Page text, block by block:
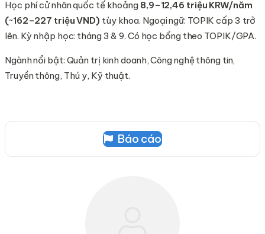
Học phí cử nhân quốc tế khoảng 8,9–12,46 triệu KRW/năm
(~162–227 triệu VND) tùy khoa. Ngoại ngữ: TOPIK cấp 3 trở
lên. Kỳ nhập học: tháng 3 & 9. Có học bổng theo TOPIK/GPA.
Ngành nổi bật: Quản trị kinh doanh, Công nghệ thông tin,
Truyền thông, Thú y, Kỹ thuật.
Báo cáo